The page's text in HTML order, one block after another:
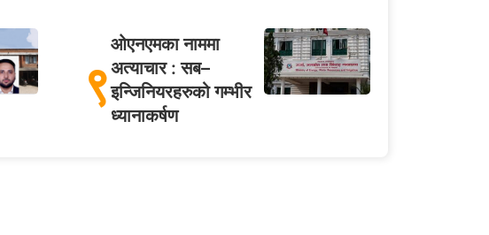
९
ओएनएमका नाममा
अत्याचार : सब–
इन्जिनियरहरुको गम्भीर
ध्यानाकर्षण